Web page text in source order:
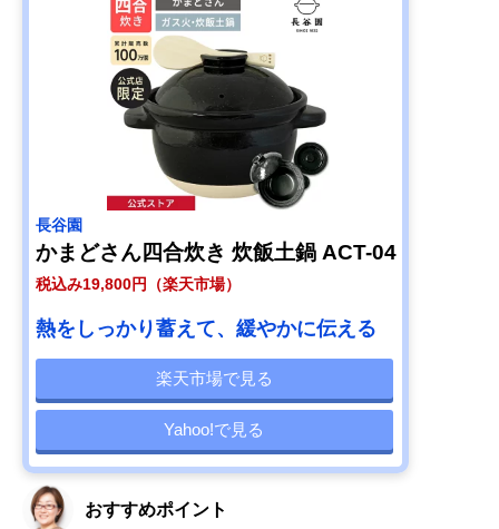
長谷園
かまどさん四合炊き 炊飯土鍋 ACT-04
税込み19,800円（楽天市場）
熱をしっかり蓄えて、緩やかに伝える
楽天市場で見る
Yahoo!で見る
おすすめポイント